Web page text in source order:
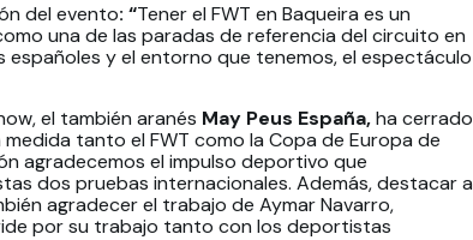
del evento: “Tener el FWT en Baqueira es un
una de las paradas de referencia del circuito en
españoles y el entorno que tenemos, el espectáculo
el también aranés May Peus España,ha cerrado
tanto el FWT como la Copa de Europa de
agradecemos el impulso deportivo que
dos pruebas internacionales. Además, destacar a
agradecer el trabajo de Aymar Navarro,
por su trabajo tanto con los deportistas